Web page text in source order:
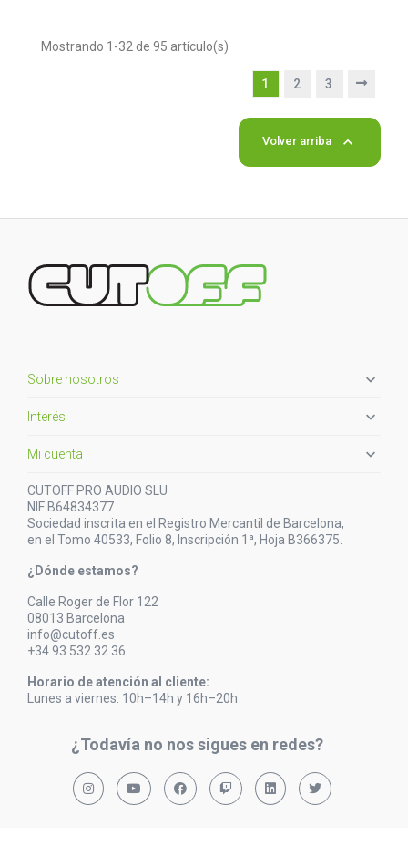
Mostrando 1-32 de 95 artículo(s)
1 2 3
Volver arriba 
Sobre nosotros 
Interés 
Mi cuenta 
CUTOFF PRO AUDIO SLU
NIF B64834377
Sociedad inscrita en el Registro Mercantil de Barcelona,
en el Tomo 40533, Folio 8, Inscripción 1ª, Hoja B366375.
¿Dónde estamos?
Calle Roger de Flor 122
08013 Barcelona
info@cutoff.es
+34 93 532 32 36
Horario de atención al cliente:
Lunes a viernes: 10h–14h y 16h–20h
¿Todavía no nos sigues en redes?